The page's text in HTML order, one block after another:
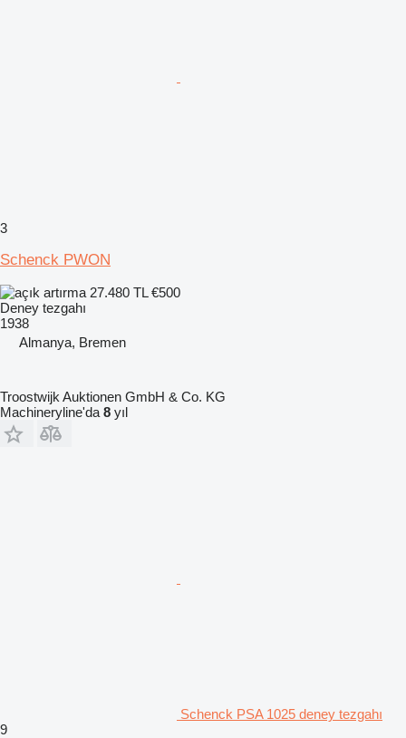
3
Schenck PWON
27.480 TL€500
Deney tezgahı
1938
Almanya, Bremen
Troostwijk Auktionen GmbH & Co. KG
Machineryline'da 8 yıl
Schenck PSA 1025 deney tezgahı
9